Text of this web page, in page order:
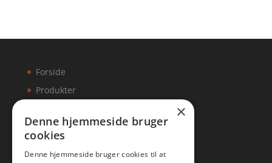
Forside
Produkter
Artikler
×
Denne hjemmeside bruger
cookies
Denne hjemmeside bruger cookies til at